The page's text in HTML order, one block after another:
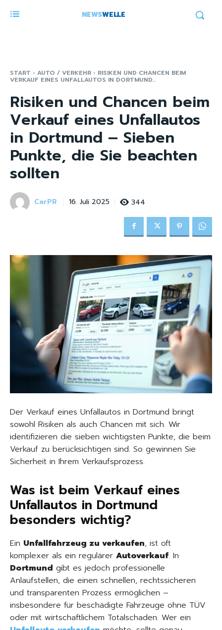
NEWSWELLE
START AUTO / VERKEHR RISIKEN UND CHANCEN BEIM
VERKAUF EINES UNFALLAUTOS IN DORTMUND...
Risiken und Chancen beim
Verkauf eines Unfallautos
in Dortmund – Sieben
Punkte, die Sie beachten
sollten
CarPR 16. Juli 2025 344
Der Verkauf eines Unfallautos in Dortmund bringt
sowohl Risiken als auch Chancen mit sich. Wir
identifizieren die sieben wichtigsten Punkte, die beim
Verkauf zu berücksichtigen sind. So gewinnen Sie
Sicherheit in Ihrem Verkaufsprozess.
Was ist beim Verkauf eines
Unfallautos in Dortmund
besonders wichtig?
Ein Unfallfahrzeug zu verkaufen, ist oft
komplexer als ein regulärer Autoverkauf. In
Dortmund gibt es jedoch professionelle
Anlaufstellen, die einen schnellen, rechtssicheren
und transparenten Prozess ermöglichen –
insbesondere für beschädigte Fahrzeuge ohne TÜV
oder mit wirtschaftlichem Totalschaden. Wer ein